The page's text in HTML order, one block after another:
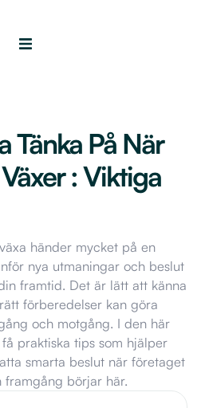
Tänka På När
: Viktiga
händer mycket på en
nya utmaningar och beslut
framtid. Det är lätt att känna
förberedelser kan göra
och motgång. I den här
praktiska tips som hjälper
smarta beslut när företaget
börjar här.